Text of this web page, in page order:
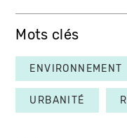
Mots clés
ENVIRONNEMENT
URBANITÉ